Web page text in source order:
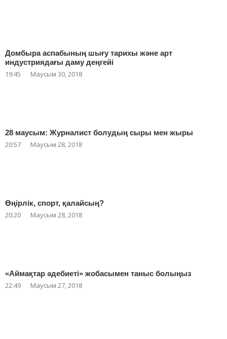
Домбыра аспабының шығу тарихы және арт
индустриядағы даму деңгейі
19:45 Маусым 30, 2018
28 маусым: Журналист болудың сыры мен жыры
20:57 Маусым 28, 2018
Өңірлік, спорт, қалайсың?
20:20 Маусым 28, 2018
«Аймақтар әдебиеті» жобасымен таныс болыңыз
22:49 Маусым 27, 2018